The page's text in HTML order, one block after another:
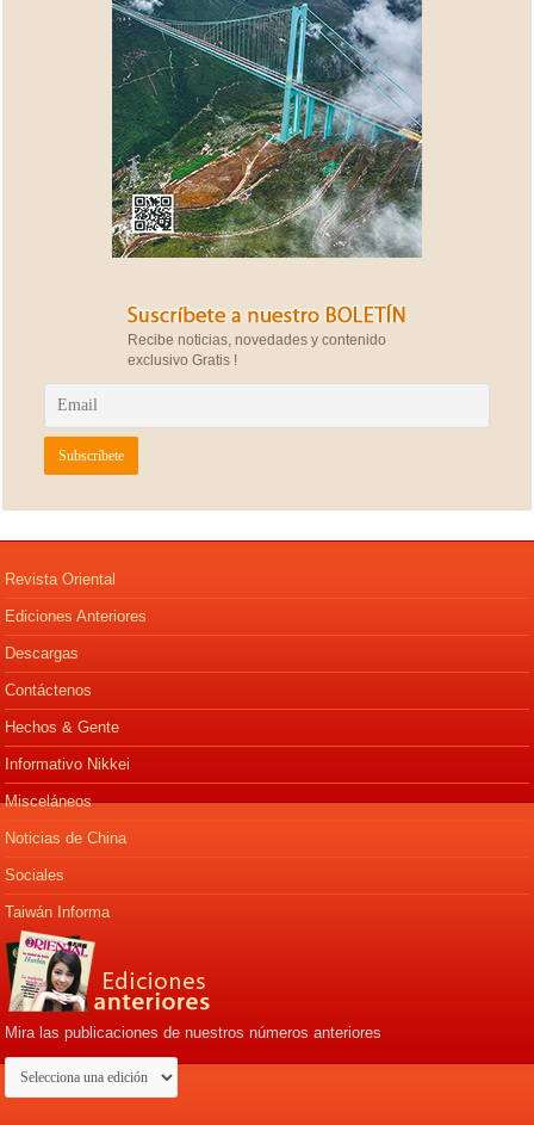
Recibe noticias, novedades y contenido
exclusivo Gratis !
Revista Oriental
Ediciones Anteriores
Descargas
Contáctenos
Hechos & Gente
Informativo Nikkei
Misceláneos
Noticias de China
Sociales
Taiwán Informa
Mira las publicaciones de nuestros números anteriores